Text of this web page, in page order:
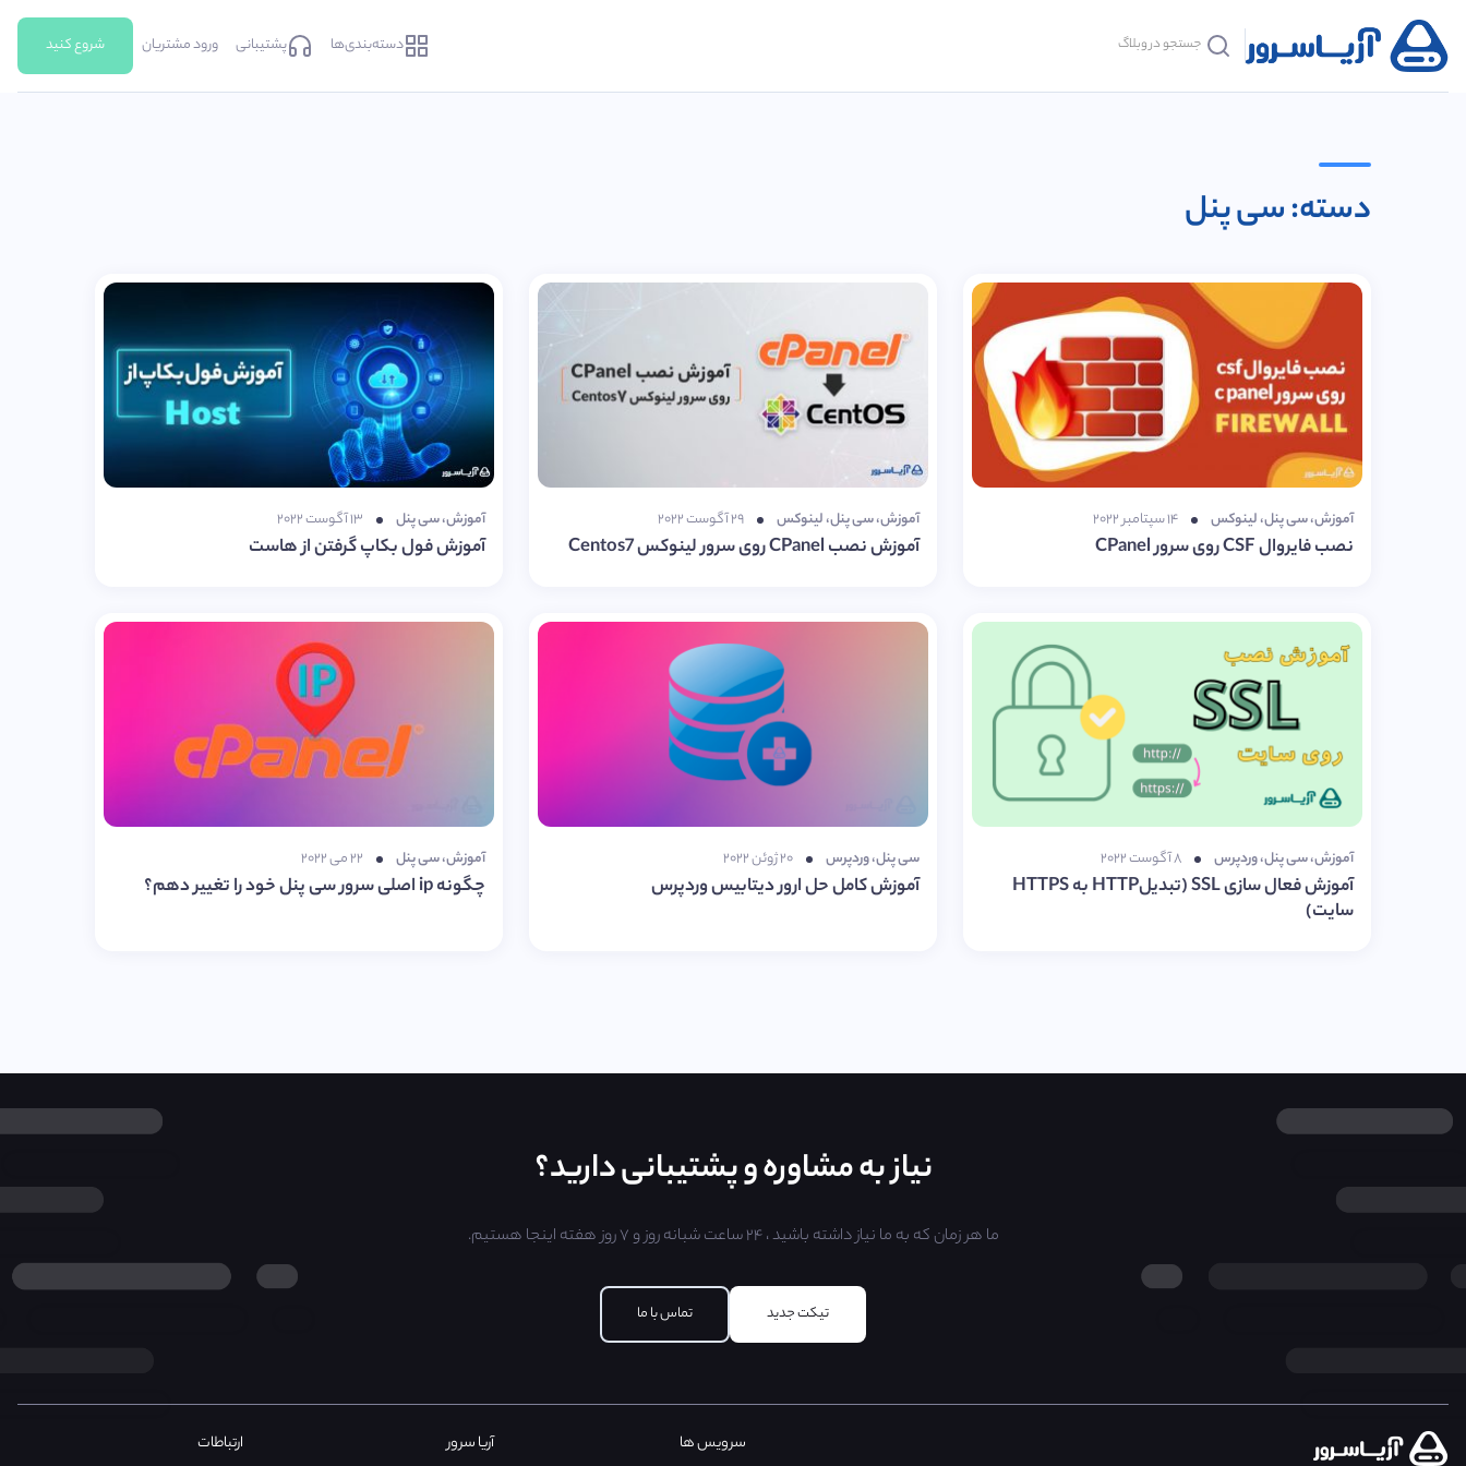
دسته‌بندی‌ها پشتیبانی ورود مشتریان شروع کنید
دسته: سی پنل
آموزش،سی پنل،لینوکس ۱۴ سپتامبر ۲۰۲۲
نصب فایروال CSF روی سرور CPanel
آموزش،سی پنل،لینوکس ۲۹ آگوست ۲۰۲۲
آموزش نصب CPanel روی سرور لینوکس Centos7
آموزش،سی پنل ۱۳ آگوست ۲۰۲۲
آموزش فول بکاپ گرفتن از هاست
آموزش،سی پنل،وردپرس ۸ آگوست ۲۰۲۲
آموزش فعال سازی SSL (تبدیلHTTP به HTTPS
سایت)
سی پنل،وردپرس ۲۰ ژوئن ۲۰۲۲
آموزش کامل حل ارور دیتابیس وردپرس
آموزش،سی پنل ۲۲ می ۲۰۲۲
چگونه ip اصلی سرور سی پنل خود را تغییر دهم؟
نیاز به مشاوره و پشتیبانی دارید؟
ما هر زمان که به ما نیاز داشته باشید ، ۲۴ ساعت شبانه روز و ۷ روز هفته اینجا هستیم.
تیکت جدید تماس با ما
سرویس ها آریا سرور ارتباطات